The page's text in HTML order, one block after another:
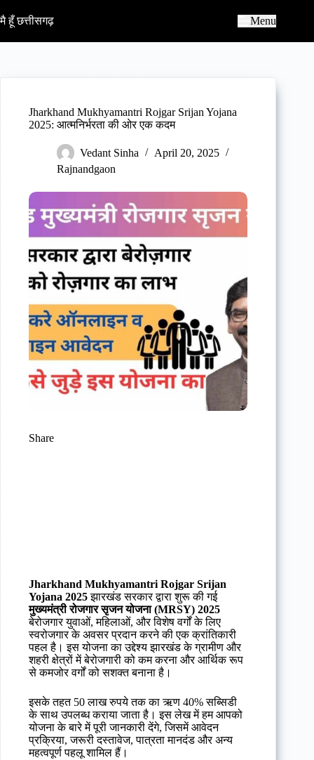
k
p
c
मै हूँ छत्तीसगढ़ Menu
Jharkhand Mukhyamantri Rojgar Srijan Yojana
2025: आत्मनिर्भरता की ओर एक कदम
Vedant Sinha
April 20, 2025
Rajnandgaon
Share
Jharkhand Mukhyamantri Rojgar Srijan
Yojana 2025झारखंड सरकार द्वारा शुरू की गई
मुख्यमंत्री रोजगार सृजन योजना (MRSY) 2025
बेरोजगार युवाओं, महिलाओं, और विशेष वर्गों के लिए
स्वरोजगार के अवसर प्रदान करने की एक क्रांतिकारी
पहल है। इस योजना का उद्देश्य झारखंड के ग्रामीण और
शहरी क्षेत्रों में बेरोजगारी को कम करना और आर्थिक रूप
से कमजोर वर्गों को सशक्त बनाना है।
इसके तहत 50 लाख रुपये तक का ऋण 40% सब्सिडी
के साथ उपलब्ध कराया जाता है। इस लेख में हम आपको
योजना के बारे में पूरी जानकारी देंगे, जिसमें आवेदन
प्रक्रिया, जरूरी दस्तावेज, पात्रता मानदंड और अन्य
महत्वपूर्ण पहलू शामिल हैं।